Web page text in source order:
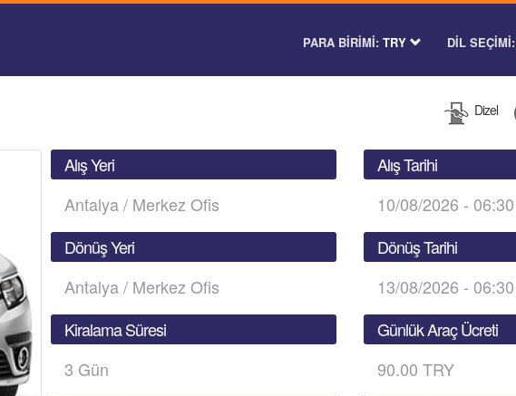
PARA BİRİMİ: TRY DİL SEÇİMİ:
Dizel
Alış Yeri
Antalya / Merkez Ofis
Alış Tarihi
10/08/2026 - 06:30
Dönüş Yeri
Antalya / Merkez Ofis
Dönüş Tarihi
13/08/2026 - 06:30
Kiralama Süresi
3 Gün
Günlük Araç Ücreti
90.00 TRY